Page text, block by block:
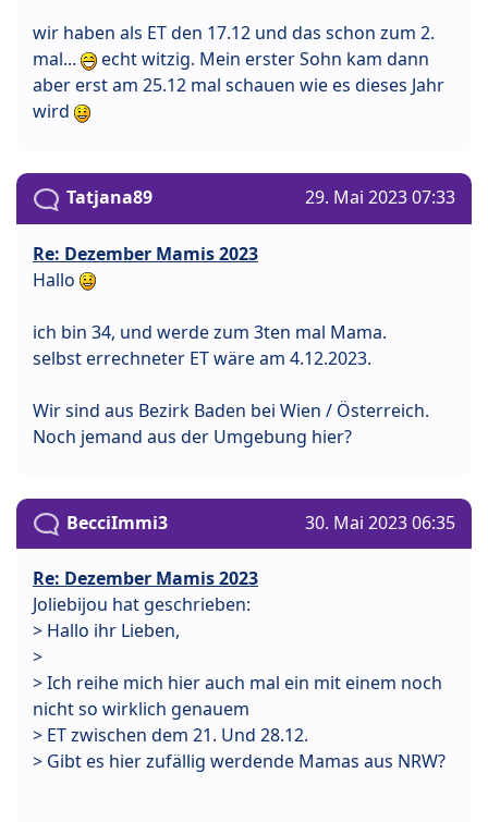
wir haben als ET den 17.12 und das schon zum 2.
mal...
echt witzig. Mein erster Sohn kam dann
aber erst am 25.12 mal schauen wie es dieses Jahr
wird
Tatjana89 29. Mai 2023 07:33
Re: Dezember Mamis 2023
Hallo
ich bin 34, und werde zum 3ten mal Mama.
selbst errechneter ET wäre am 4.12.2023.
Wir sind aus Bezirk Baden bei Wien / Österreich.
Noch jemand aus der Umgebung hier?
BecciImmi3 30. Mai 2023 06:35
Re: Dezember Mamis 2023
Joliebijou hat geschrieben:
> Hallo ihr Lieben,
>
> Ich reihe mich hier auch mal ein mit einem noch
nicht so wirklich genauem
> ET zwischen dem 21. Und 28.12.
> Gibt es hier zufällig werdende Mamas aus NRW?